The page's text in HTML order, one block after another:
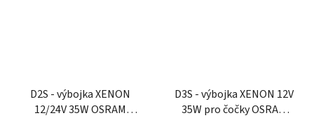
D2S - výbojka XENON
12/24V 35W OSRAM
D3S - výbojka XENON 12V
35W pro čočky OSRAM